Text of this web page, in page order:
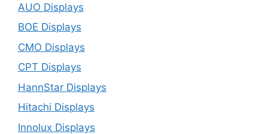
AUO Displays
BOE Displays
CMO Displays
CPT Displays
HannStar Displays
Hitachi Displays
Innolux Displays